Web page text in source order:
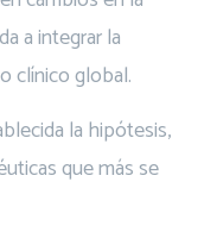
a integrar la
clínico global.
la hipótesis,
que más se